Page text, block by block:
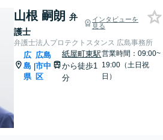
山根 嗣朗 弁
護士
インタビューを
見る
弁護士法人プロテクトスタンス 広島事務所
広
島
県
|
広島
市中
区
紙屋町東駅
から徒歩1
分
営業時間：09:00~
19:00（土日祝
日）